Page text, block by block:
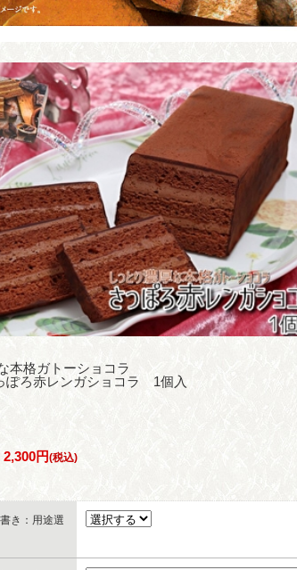
本格ガトーショコラ
ぽろ赤レンガショコラ 1個入
2,300円(税込)
き：用途選